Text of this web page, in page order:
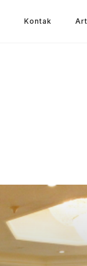
Kontak